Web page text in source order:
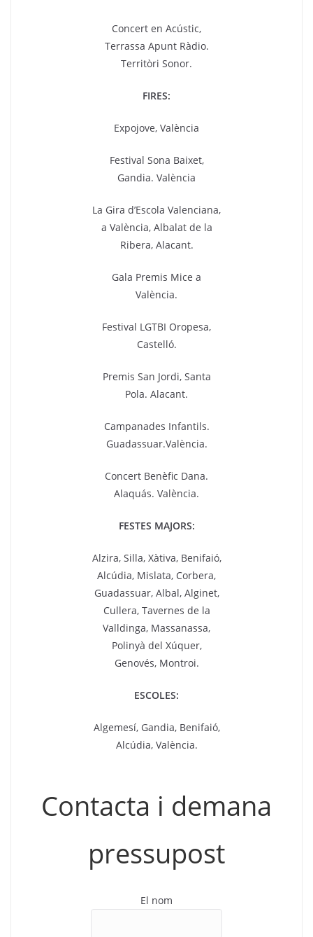
Concert en Acústic,
Terrassa Apunt Ràdio.
Territòri Sonor.
FIRES:
Expojove, València
Festival Sona Baixet,
Gandia. València
La Gira d’Escola Valenciana,
a València, Albalat de la
Ribera, Alacant.
Gala Premis Mice a
València.
Festival LGTBI Oropesa,
Castelló.
Premis San Jordi, Santa
Pola. Alacant.
Campanades Infantils.
Guadassuar.València.
Concert Benèfic Dana.
Alaquás. València.
FESTES MAJORS:
Alzira, Silla, Xàtiva, Benifaió,
Alcúdia, Mislata, Corbera,
Guadassuar, Albal, Alginet,
Cullera, Tavernes de la
Valldinga, Massanassa,
Polinyà del Xúquer,
Genovés, Montroi.
ESCOLES:
Algemesí, Gandia, Benifaió,
Alcúdia, València.
Contacta i demana
pressupost
El nom